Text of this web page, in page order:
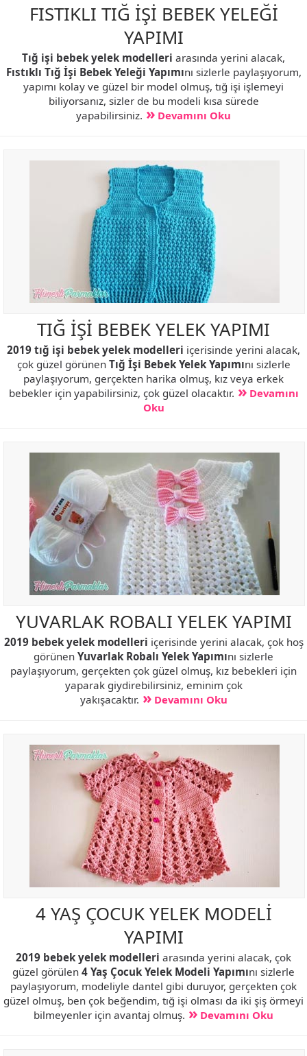
FISTIKLI TIĞ İŞİ BEBEK YELEĞİ
YAPIMI
Tığ işi bebek yelek modelleri arasında yerini alacak,
Fıstıklı Tığ İşi Bebek Yeleği Yapımını sizlerle paylaşıyorum,
yapımı kolay ve güzel bir model olmuş, tığ işi işlemeyi
biliyorsanız, sizler de bu modeli kısa sürede
yapabilirsiniz.
Devamını Oku
TIĞ İŞİ BEBEK YELEK YAPIMI
2019 tığ işi bebek yelek modelleri içerisinde yerini alacak,
çok güzel görünen Tığ İşi Bebek Yelek Yapımını sizlerle
paylaşıyorum, gerçekten harika olmuş, kız veya erkek
bebekler için yapabilirsiniz, çok güzel olacaktır.
Devamını
Oku
YUVARLAK ROBALI YELEK YAPIMI
2019 bebek yelek modelleri içerisinde yerini alacak, çok hoş
görünen Yuvarlak Robalı Yelek Yapımını sizlerle
paylaşıyorum, gerçekten çok güzel olmuş, kız bebekleri için
yaparak giydirebilirsiniz, eminim çok
yakışacaktır.
Devamını Oku
4 YAŞ ÇOCUK YELEK MODELİ
YAPIMI
2019 bebek yelek modelleri arasında yerini alacak, çok
güzel görülen 4 Yaş Çocuk Yelek Modeli Yapımını sizlerle
paylaşıyorum, modeliyle dantel gibi duruyor, gerçekten çok
güzel olmuş, ben çok beğendim, tığ işi olması da iki şiş örmeyi
bilmeyenler için avantaj olmuş.
Devamını Oku